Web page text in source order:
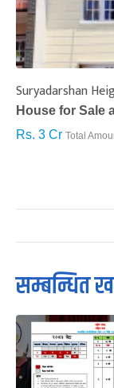
Suryadarshan
House for Sale
Rs. 3 Cr Total
सम्बन्धित